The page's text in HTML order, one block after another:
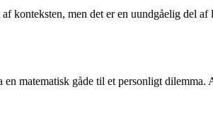
konteksten, men det er en uundgåelig del
matematisk gåde til et personligt dilemma.